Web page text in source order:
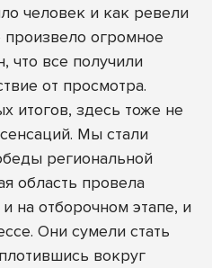
человек и как ревели
огромное
что все получили
от просмотра.
итогов, здесь тоже не
Мы стали
региональной
область провела
на отборочном этапе, и
Они сумели стать
вокруг